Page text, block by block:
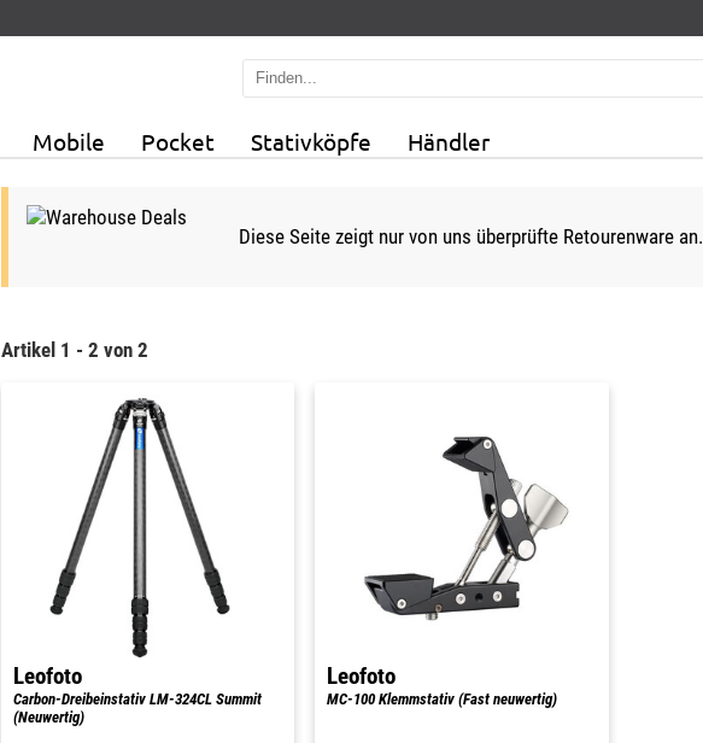
Mobile Pocket Stativköpfe Händler
Diese Seite zeigt nur von uns überprüfte Retourenware an.
Artikel 1 - 2 von 2
Leofoto
Carbon-Dreibeinstativ LM-324CL Summit
(Neuwertig)
Leofoto
MC-100 Klemmstativ (Fast neuwertig)